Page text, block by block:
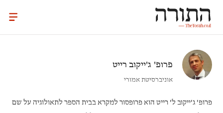
פרופ' ג'ייקוב רייט
אוניברסיטת אמורי
פרופ' ג'ייקוב ל' רייט הוא פרופסור למקרא בבית הספר לתאולוגיה על שם